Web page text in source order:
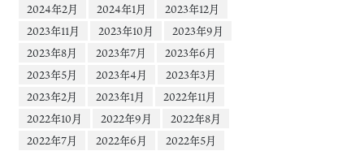
2024年2月
2024年1月
2023年12月
2023年11月
2023年10月
2023年9月
2023年8月
2023年7月
2023年6月
2023年5月
2023年4月
2023年3月
2023年2月
2023年1月
2022年11月
2022年10月
2022年9月
2022年8月
2022年7月
2022年6月
2022年5月